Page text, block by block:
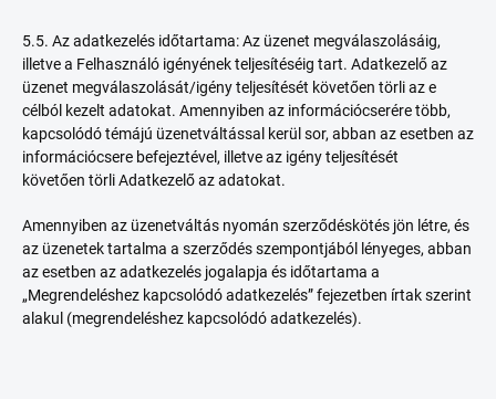
5.5. Az adatkezelés időtartama: Az üzenet megválaszolásáig,
illetve a Felhasználó igényének teljesítéséig tart. Adatkezelő az
üzenet megválaszolását/igény teljesítését követően törli az e
célból kezelt adatokat. Amennyiben az információcserére több,
kapcsolódó témájú üzenetváltással kerül sor, abban az esetben az
információcsere befejeztével, illetve az igény teljesítését
követően törli Adatkezelő az adatokat.
Amennyiben az üzenetváltás nyomán szerződéskötés jön létre, és
az üzenetek tartalma a szerződés szempontjából lényeges, abban
az esetben az adatkezelés jogalapja és időtartama a
„Megrendeléshez kapcsolódó adatkezelés” fejezetben írtak szerint
alakul (megrendeléshez kapcsolódó adatkezelés).